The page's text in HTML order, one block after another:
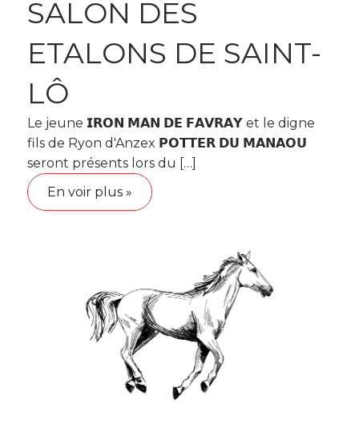
SALON DES
ETALONS DE SAINT-
LÔ
Le jeune 𝗜𝗥𝗢𝗡 𝗠𝗔𝗡 𝗗𝗘 𝗙𝗔𝗩𝗥𝗔𝗬 et le digne
fils de Ryon d'Anzex 𝗣𝗢𝗧𝗧𝗘𝗥 𝗗𝗨 𝗠𝗔𝗡𝗔𝗢𝗨
seront présents lors du […]
En voir plus »